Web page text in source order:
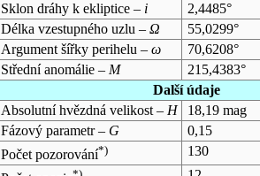
Sklon dráhy k ekliptice – i
2,4485°
Délka vzestupného uzlu – Ω
55,0299°
Argument šířky perihelu – ω
70,6208°
Střední anomálie – M
215,4383°
Další údaje
Absolutní hvězdná velikost – H
18,19 mag
Fázový parametr – G
0,15
Počet pozorování*)
130